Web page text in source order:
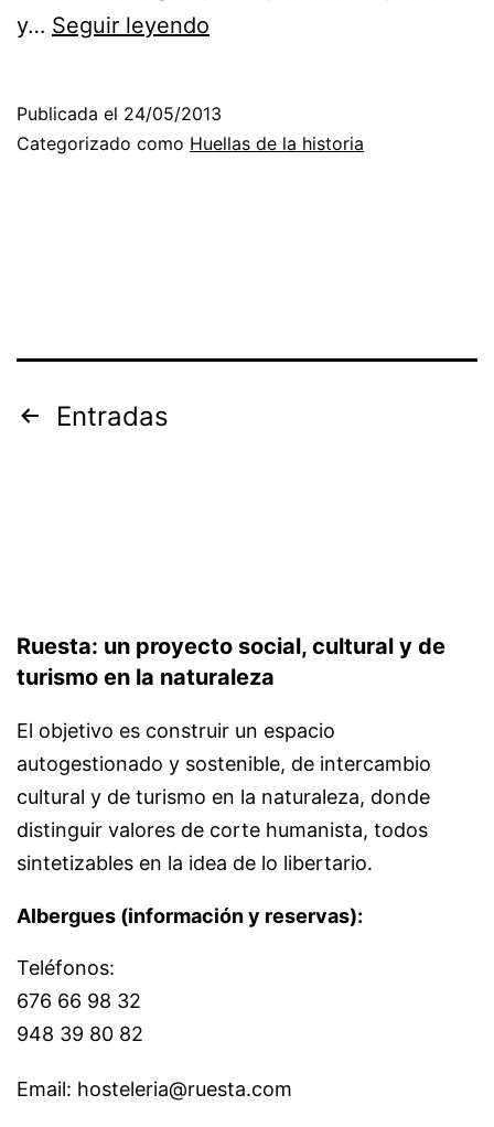
y… Seguir leyendo
Publicada el 24/05/2013
Categorizado como Huellas de la historia
Paginación
Entradas
Ruesta: un proyecto social, cultural y de
turismo en la naturaleza
El objetivo es construir un espacio
autogestionado y sostenible, de intercambio
cultural y de turismo en la naturaleza, donde
distinguir valores de corte humanista, todos
sintetizables en la idea de lo libertario.
Albergues (información y reservas):
Teléfonos:
676 66 98 32
948 39 80 82
Email: hosteleria@ruesta.com